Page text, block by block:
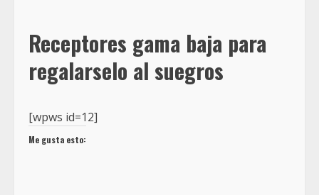
Receptores gama baja para
regalarselo al suegros
[wpws id=12]
Me gusta esto: